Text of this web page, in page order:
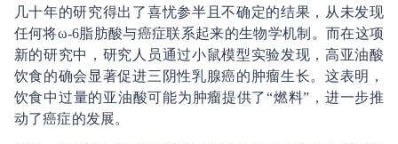
几十年的研究得出了喜忧参半且不确定的结果，从未发现
任何将ω-6脂肪酸与癌症联系起来的生物学机制。而在这项
新的研究中，研究人员通过小鼠模型实验发现，高亚油酸
饮食的确会显著促进三阴性乳腺癌的肿瘤生长。这表明，
饮食中过量的亚油酸可能为肿瘤提供了“燃料”，进一步推
动了癌症的发展。